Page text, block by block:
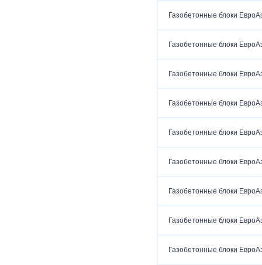
Газобетонные блоки
Газобетонные блоки
Газобетонные блоки
Газобетонные блоки
Газобетонные блоки
Газобетонные блоки
Газобетонные блоки
Газобетонные блоки
Газобетонные блоки